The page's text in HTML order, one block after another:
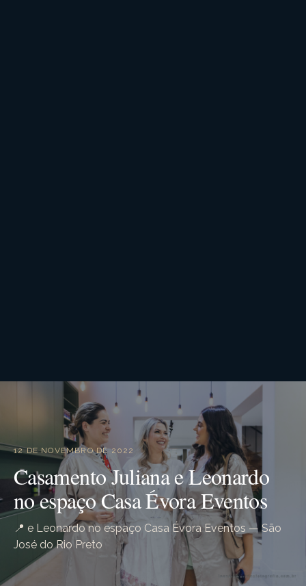
12 DE NOVEMBRO DE 2022
Casamento Juliana e Leonardo
no espaço Casa Évora Eventos
📍 e Leonardo no espaço Casa Évora Eventos — São
José do Rio Preto